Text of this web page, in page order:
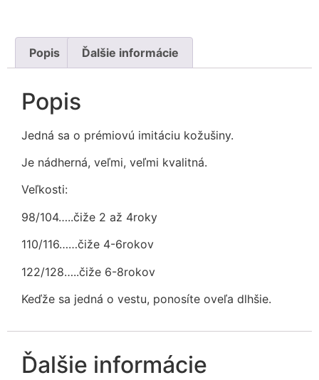
Popis Ďalšie informácie
Popis
Jedná sa o prémiovú imitáciu kožušiny.
Je nádherná, veľmi, veľmi kvalitná.
Veľkosti:
98/104…..čiže 2 až 4roky
110/116……čiže 4-6rokov
122/128…..čiže 6-8rokov
Keďže sa jedná o vestu, ponosíte oveľa dlhšie.
Ďalšie informácie